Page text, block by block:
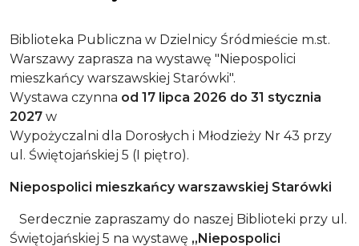
Biblioteka Publiczna w Dzielnicy Śródmieście m.st.
Warszawy zaprasza na wystawę "Niepospolici
mieszkańcy warszawskiej Starówki".
Wystawa czynna od 17 lipca 2026 do 31 stycznia
2027 w
Wypożyczalni dla Dorosłych i Młodzieży Nr 43 przy
ul. Świętojańskiej 5 (I piętro).
Niepospolici mieszkańcy warszawskiej Starówki
Serdecznie zapraszamy do naszej Biblioteki przy ul.
Świętojańskiej 5 na wystawę „Niepospolici